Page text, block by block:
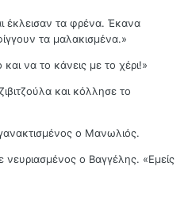
έκλεισαν τα φρένα. Έκανα
τα μαλακισμένα.»
να το κάνεις με το χέρι!»
και κόλλησε το
ο Μανωλιός.
νευριασμένος ο Βαγγέλης. «Εμείς